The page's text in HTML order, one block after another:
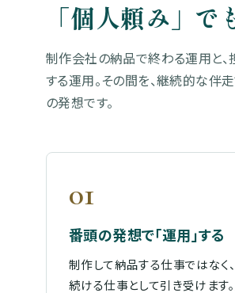
「個人頼み」で
制作会社の納品で終わる運用と
する運用。その間を、継続的な伴
の発想です。
01
番頭の発想で「運用」する
制作して納品する仕事ではなく
続ける仕事として引き受けます